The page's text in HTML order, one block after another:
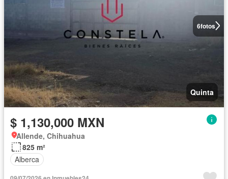
6fotos
Quinta
$ 1,130,000 MXN
Allende, Chihuahua
825 m²
Alberca